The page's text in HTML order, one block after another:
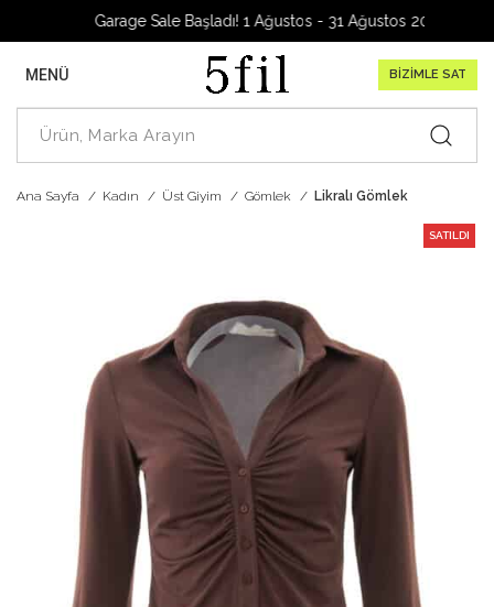
Garage Sale Başladı! 1 Ağustos - 31 Ağustos 2026
MENÜ BİZİMLE SAT
Ana Sayfa Kadın Üst Giyim Gömlek Likralı Gömlek
SATILDI